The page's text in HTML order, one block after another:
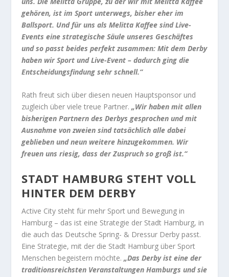
gehören, ist im Sport unterwegs, bisher eher im
Ballsport. Und für uns als Melitta Kaffee sind Live-
Events eine strategische Säule unseres Geschäftes
und so passt beides perfekt zusammen: Mit dem Derby
haben wir Sport und Live-Event – dadurch ging die
Entscheidungsfindung sehr schnell.“
Rath freut sich über diesen neuen Hauptsponsor und
zugleich über viele treue Partner.„Wir haben mit allen
bisherigen Partnern des Derbys gesprochen und mit
Ausnahme von zweien sind tatsächlich alle dabei
geblieben und neun weitere hinzugekommen. Wir
freuen uns riesig, dass der Zuspruch so groß ist.“
STADT HAMBURG STEHT VOLL
HINTER DEM DERBY
Active City steht für mehr Sport und Bewegung in
Hamburg – das ist eine Strategie der Stadt Hamburg, in
die auch das Deutsche Spring- & Dressur Derby passt.
Eine Strategie, mit der die Stadt Hamburg über Sport
Menschen begeistern möchte.„Das Derby ist eine der
traditionsreichsten Veranstaltungen Hamburgs und sie